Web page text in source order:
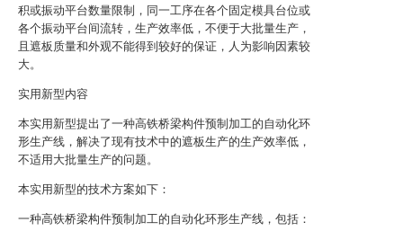
积或振动平台数量限制，同一工序在各个固定模具台位或
各个振动平台间流转，生产效率低，不便于大批量生产，
且遮板质量和外观不能得到较好的保证，人为影响因素较
大。
实用新型内容
本实用新型提出了一种高铁桥梁构件预制加工的自动化环
形生产线，解决了现有技术中的遮板生产的生产效率低，
不适用大批量生产的问题。
本实用新型的技术方案如下：
一种高铁桥梁构件预制加工的自动化环形生产线，包括：